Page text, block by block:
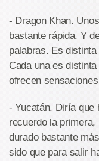
- Dragon Khan.
bastante rápida. Y
palabras. Es
Cada una es
ofrecen
- Yucatán. Diría que
recuerdo la
durado bastante
sido que para salir